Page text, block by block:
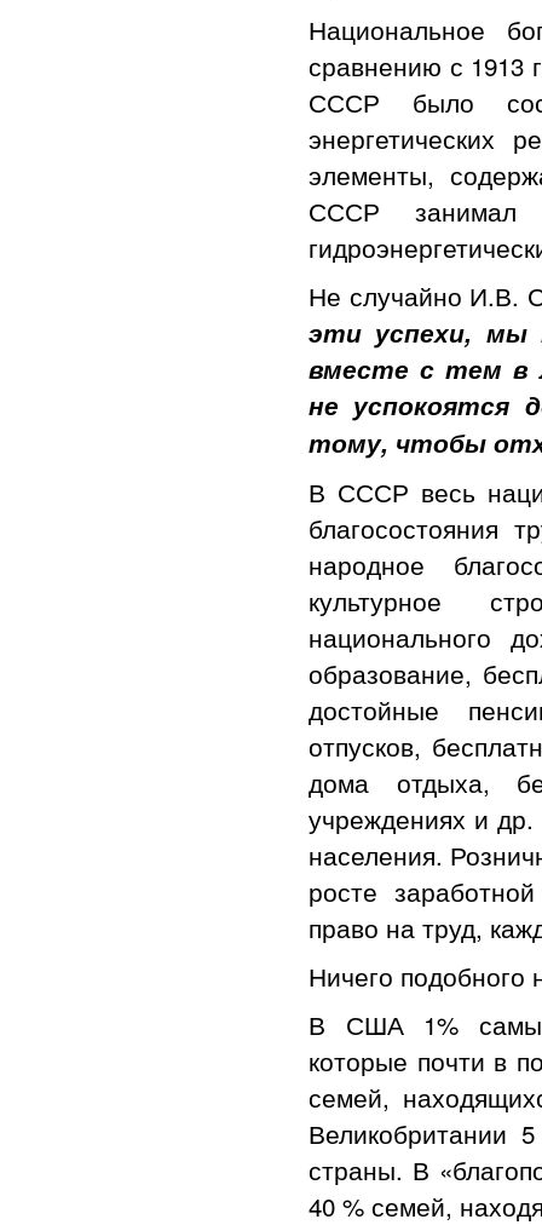
Национальное
сравнению с 1913
СССР было
энергетических
элементы,
СССР
Не случайно И.В.
эти успехи, мы
вместе с тем в
не успокоятся
тому, чтобы
В СССР весь
благосостояния
народное
культурное
национального
образование,
достойные
отпусков,
дома отдыха,
учреждениях и др.
населения.
росте
право на труд,
Ничего подобного
В США 1% самых
которые почти в
семей,
Великобритании
страны. В
40 % семей,